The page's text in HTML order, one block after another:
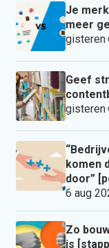
Je
meer
gisteren·
Geef
gisteren·
komen
door”
6 aug
Zo
is